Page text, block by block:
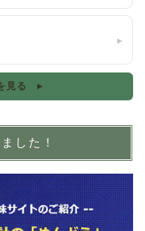
▸
見る ▸
した！